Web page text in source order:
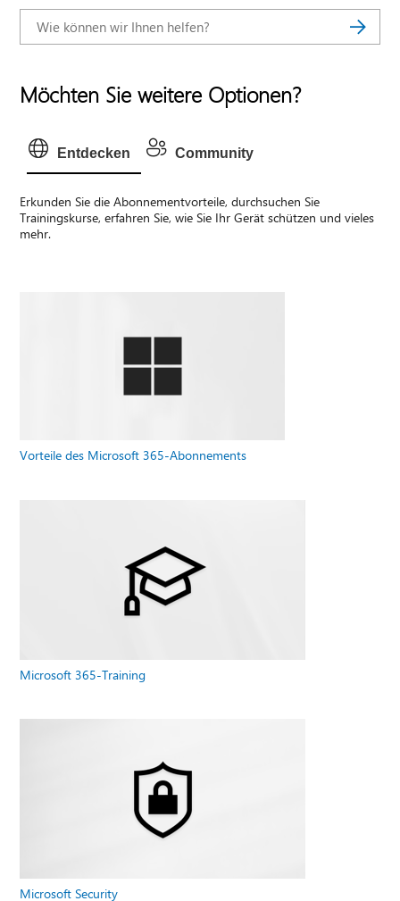
Möchten Sie weitere Optionen?
Entdecken Community
Erkunden Sie die Abonnementvorteile, durchsuchen Sie
Trainingskurse, erfahren Sie, wie Sie Ihr Gerät schützen und vieles
mehr.
Vorteile des Microsoft 365-Abonnements
Microsoft 365-Training
Microsoft Security